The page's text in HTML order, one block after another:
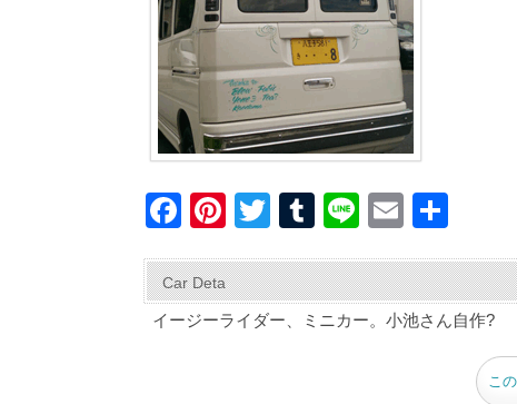
F
c
e
Pi
er
e
T
tt
er
T
m
bl
Li
e
E
ail
Car Deta
イージーライダー、ミニカー。小池さん自作?
こ